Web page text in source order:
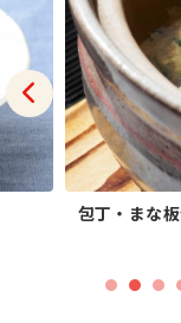
包丁・まな